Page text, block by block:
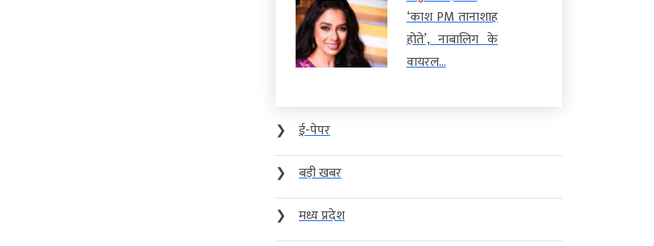
‘काश PM तानाशाह
होते’, नाबालिग के
वायरल...
❯
ई-पेपर
❯
बड़ी खबर
❯
मध्य प्रदेश